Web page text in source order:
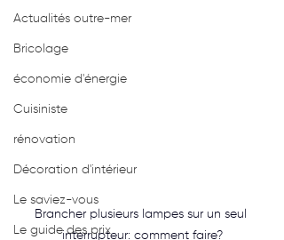
Actualités outre-mer
Bricolage
économie d'énergie
Cuisiniste
rénovation
Décoration d'intérieur
Le saviez-vous
Le guide des prix
Brancher plusieurs lampes sur un seul
interrupteur: comment faire?